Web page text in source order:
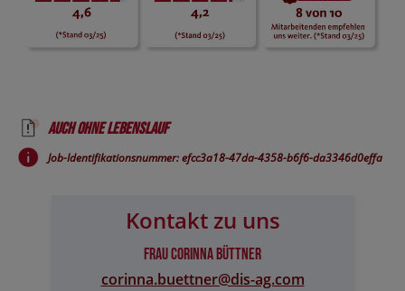
Auch ohne Lebenslauf
Job-Identifikationsnummer: efcc3a18-47da-4358-b6f6-da3346d0effa
Kontakt zu uns
Frau Corinna Büttner
corinna.buettner@​dis-ag.com